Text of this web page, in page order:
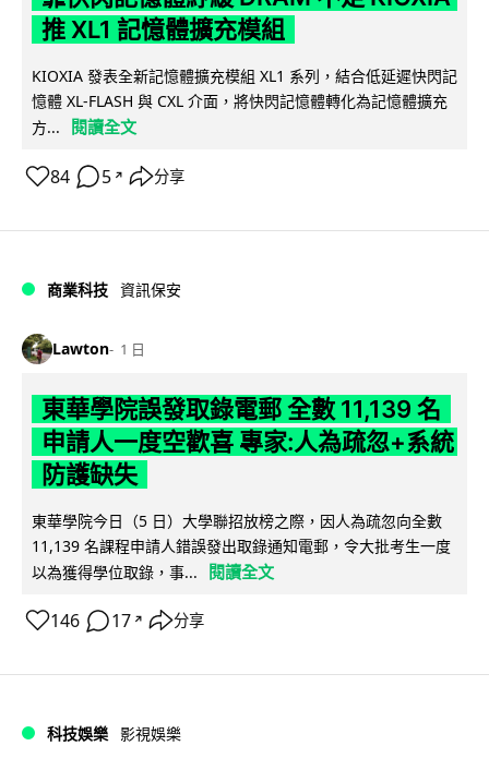
推 XL1 記憶體擴充模組
KIOXIA 發表全新記憶體擴充模組 XL1 系列，結合低延遲快閃記
憶體 XL-FLASH 與 CXL 介面，將快閃記憶體轉化為記憶體擴充
方...
閱讀全文
84 5 ↗ 分享
商業科技 資訊保安
Lawton 1 日
東華學院誤發取錄電郵 全數 11,139 名
申請人一度空歡喜 專家:人為疏忽+系統
防護缺失
東華學院今日（5 日）大學聯招放榜之際，因人為疏忽向全數
11,139 名課程申請人錯誤發出取錄通知電郵，令大批考生一度
以為獲得學位取錄，事...
閱讀全文
146 17 ↗ 分享
科技娛樂 影視娛樂